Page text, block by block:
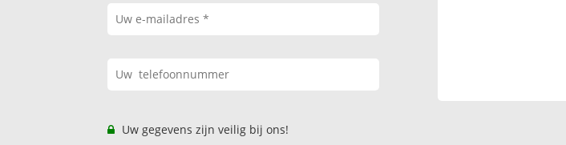
Uw gegevens zijn veilig bij ons!